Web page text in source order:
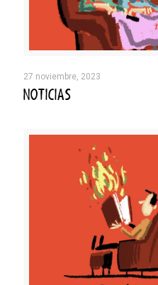
27 noviembre, 2023
NOTICIAS